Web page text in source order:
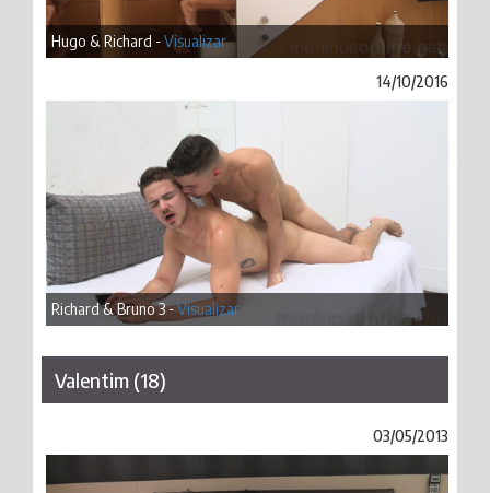
Hugo & Richard -Visualizar
14/10/2016
Richard & Bruno 3 -Visualizar
Valentim (18)
03/05/2013